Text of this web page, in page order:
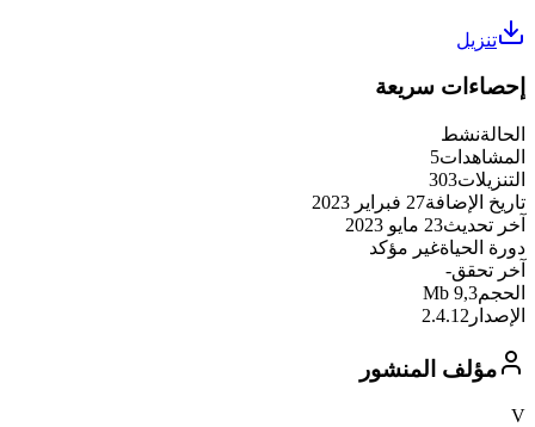
تنزيل
إحصاءات سريعة
الحالةنشط
المشاهدات5
التنزيلات303
تاريخ الإضافة27 فبراير 2023
آخر تحديث23 مايو 2023
دورة الحياةغير مؤكد
آخر تحقق-
الحجم9,3 Mb
الإصدار 2.4.12
مؤلف المنشور
V